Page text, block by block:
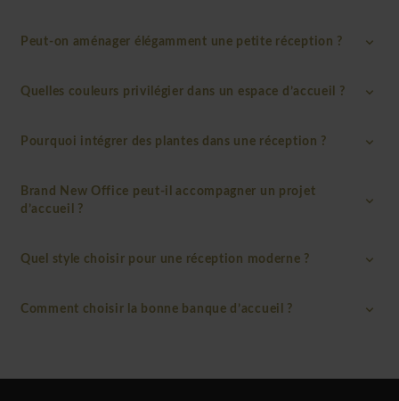
Peut-on aménager élégamment une petite réception ?
Quelles couleurs privilégier dans un espace d’accueil ?
Pourquoi intégrer des plantes dans une réception ?
Brand New Office peut-il accompagner un projet
d’accueil ?
Quel style choisir pour une réception moderne ?
Comment choisir la bonne banque d’accueil ?